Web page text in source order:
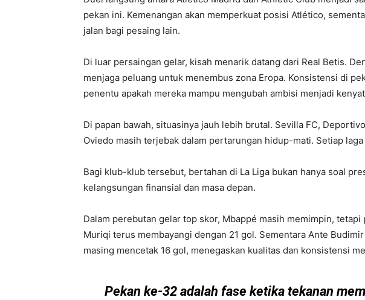
pekan ini. Kemenangan akan memperkuat posisi Atlético,
jalan bagi pesaing lain.
Di luar persaingan gelar, kisah menarik datang dari Real Betis.
menjaga peluang untuk menembus zona Eropa. Konsistensi di
penentu apakah mereka mampu mengubah ambisi menjadi
Di papan bawah, situasinya jauh lebih brutal. Sevilla FC,
Oviedo masih terjebak dalam pertarungan hidup-mati. Setiap
Bagi klub-klub tersebut, bertahan di La Liga bukan hanya soal
kelangsungan finansial dan masa depan.
Dalam perebutan gelar top skor, Mbappé masih memimpin,
Muriqi terus membayangi dengan 21 gol. Sementara Ante
masing mencetak 16 gol, menegaskan kualitas dan konsistensi
Pekan ke-32 adalah fase ketika tekanan